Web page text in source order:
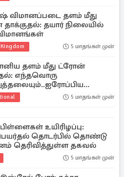
விமானப்படை தளம் மீது
தயார் நிலையில்
5 மாதங்கள் முன்
தளம் மீது ட்ரோன்
எந்தவொரு
தலைவர்
5 மாதங்கள் முன்
உயிரிழப்பு:
தொடர்பில் தொண்டு
தெரிவித்துள்ள தகவல்
5 மாதங்கள் முன்